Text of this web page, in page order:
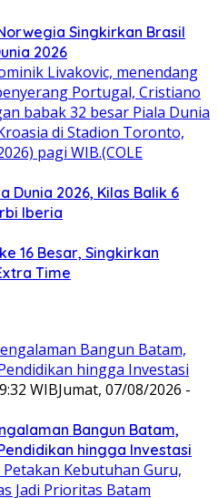
Singkirkan Brasil
2026
Dunia 2026, Kilas Balik 6
Iberia
16 Besar, Singkirkan
Time
WIBJumat, 07/08/2026 -
Bangun Batam,
hingga Investasi